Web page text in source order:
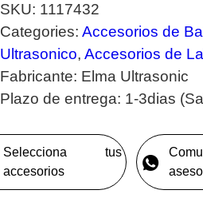
SKU: 1117432
Categories: Accesorios de
Ultrasonico, Accesorios de
Fabricante: Elma Ultrasonic
Plazo de entrega: 1-3dias
Selecciona tus
accesorios